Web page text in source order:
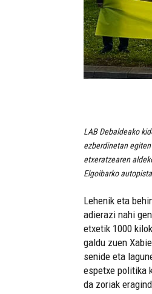
LAB Debaldeako
ezberdinetan
etxeratzearen
Elgoibarko
Lehenik eta
adierazi nahi
etxetik 1000
galdu zuen
senide eta
espetxe politika
da zoriak